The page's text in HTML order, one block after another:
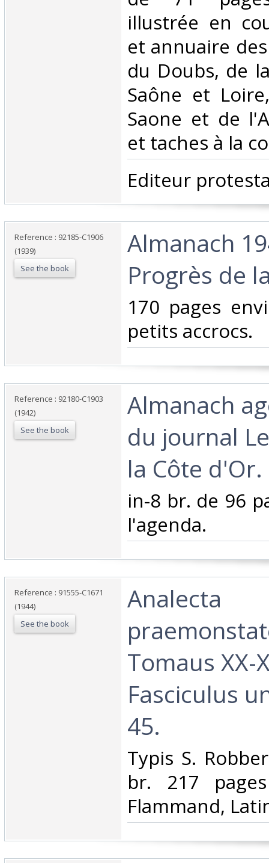
illustrée en
et annuaire
du Doubs, de
Saône et
Saone et de
et taches à la
‎Editeur
Reference : 92185-C1906
(1939)
See the book
‎Almanach
Progrès de
‎170 pages
petits accrocs. ‎
Reference : 92180-C1903
(1942)
See the book
‎Almanach
du journal
la Côte d'Or. ‎
‎in-8 br. de 96
l'agenda.‎
Reference : 91555-C1671
(1944)
See the book
‎Analecta
Tomaus XX-
Fasciculus
45. ‎
‎Typis S.
br. 217
Flammand,